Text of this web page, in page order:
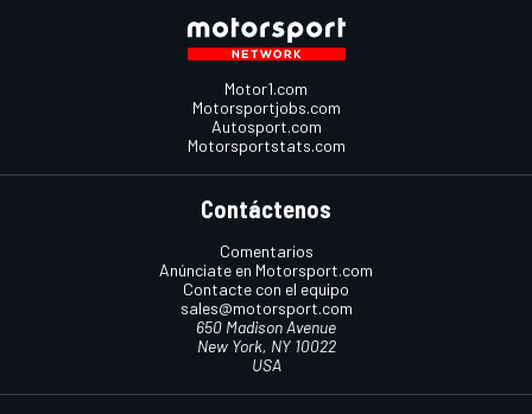
Motor1.com
Motorsportjobs.com
Autosport.com
Motorsportstats.com
Contáctenos
Comentarios
Anúnciate en Motorsport.com
Contacte con el equipo
sales@motorsport.com
650 Madison Avenue
New York, NY 10022
USA